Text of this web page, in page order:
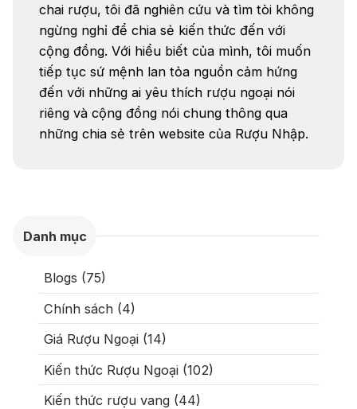
Danzka
Ưu đãi hot
+ Ưu đãi giữa năm: Ngập tràn quà
tặng, gi rượu siêu hấp dẫn
+ Nhà cung cấp uy tín
chai rượu, tôi đã nghiên cứu và tìm tòi không
ngừng nghỉ để chia sẻ kiến thức đến với
cộng đồng. Với hiểu biết của mình, tôi muốn
tiếp tục sứ mệnh lan tỏa nguồn cảm hứng
đến với những ai yêu thích rượu ngoại nói
riêng và cộng đồng nói chung thông qua
những chia sẻ trên website của Rượu Nhập.
Danh mục
Blogs (75)
Chính sách (4)
Giá Rượu Ngoại (14)
Kiến thức Rượu Ngoại (102)
Kiến thức rượu vang (44)